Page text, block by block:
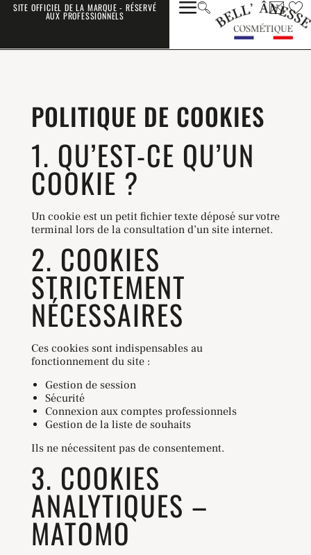
SITE OFFICIEL DE LA MARQUE - RÉSERVÉ
AUX PROFESSIONNELS
POLITIQUE DE COOKIES
1. QU’EST-CE QU’UN
COOKIE ?
Un cookie est un petit fichier texte déposé sur votre
terminal lors de la consultation d’un site internet.
2. COOKIES
STRICTEMENT
NÉCESSAIRES
Ces cookies sont indispensables au
fonctionnement du site :
Gestion de session
Sécurité
Connexion aux comptes professionnels
Gestion de la liste de souhaits
Ils ne nécessitent pas de consentement.
3. COOKIES
ANALYTIQUES –
MATOMO